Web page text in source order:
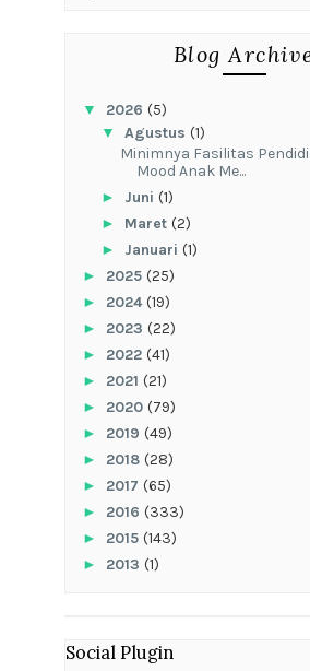
Blog
▼ 2026 (5)
▼ Agustus (1)
‎Minimnya Fasilitas
Mood Anak Me...
► Juni (1)
► Maret (2)
► Januari (1)
► 2025 (25)
► 2024(19)
► 2023 (22)
► 2022 (41)
► 2021 (21)
► 2020 (79)
► 2019 (49)
► 2018 (28)
► 2017 (65)
► 2016 (333)
► 2015 (143)
► 2013 (1)
Social Plugin